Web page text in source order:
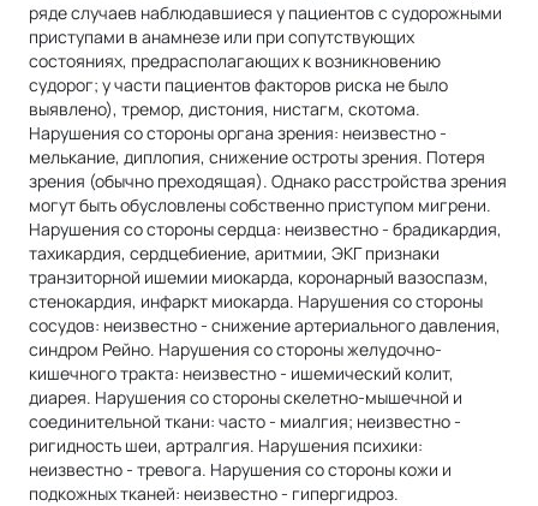
ряде случаев наблюдавшиеся у пациентов с судорожными
приступами в анамнезе или при сопутствующих
состояниях, предрасполагающих к возникновению
судорог; у части пациентов факторов риска не было
выявлено), тремор, дистония, нистагм, скотома.
Нарушения со стороны органа зрения: неизвестно -
мелькание, диплопия, снижение остроты зрения. Потеря
зрения (обычно преходящая). Однако расстройства зрения
могут быть обусловлены собственно приступом мигрени.
Нарушения со стороны сердца: неизвестно - брадикардия,
тахикардия, сердцебиение, аритмии, ЭКГ признаки
транзиторной ишемии миокарда, коронарный вазоспазм,
стенокардия, инфаркт миокарда. Нарушения со стороны
сосудов: неизвестно - снижение артериального давления,
синдром Рейно. Нарушения со стороны желудочно-
кишечного тракта: неизвестно - ишемический колит,
диарея. Нарушения со стороны скелетно-мышечной и
соединительной ткани: часто - миалгия; неизвестно -
ригидность шеи, артралгия. Нарушения психики:
неизвестно - тревога. Нарушения со стороны кожи и
подкожных тканей: неизвестно - гипергидроз.